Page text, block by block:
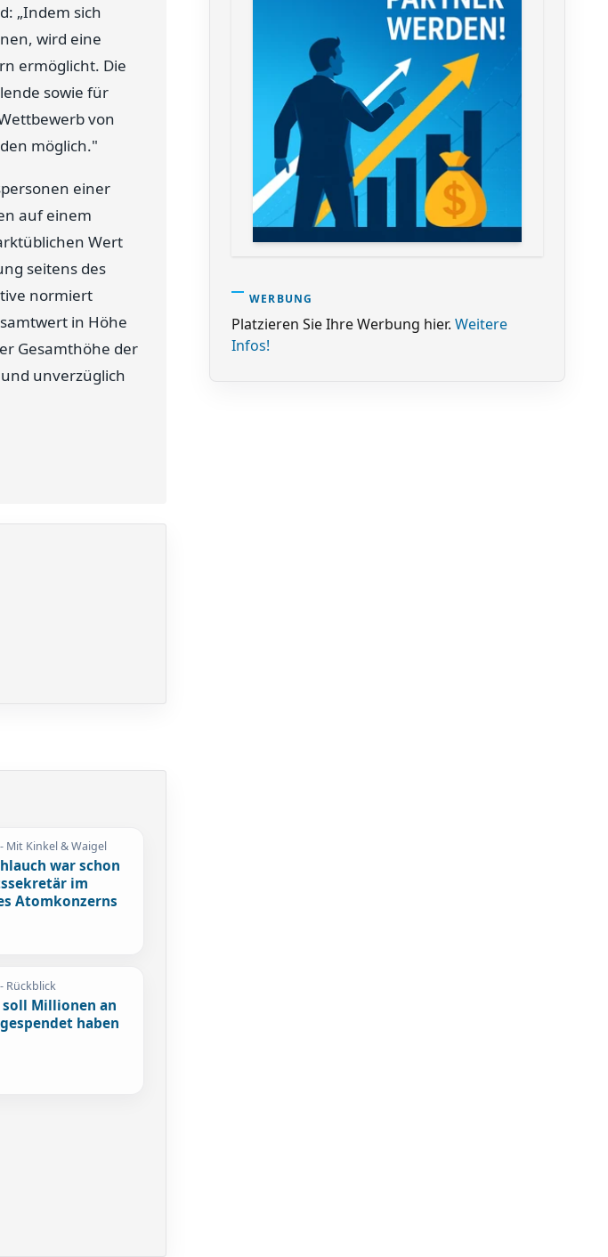
„Indem sich
wird eine
ermöglicht. Die
sowie für
von
möglich."
einer
auf einem
Wert
seitens des
normiert
in Höhe
Gesamthöhe der
unverzüglich
- Mit Kinkel & Waigel
war schon
im
Atomkonzerns
- Rückblick
soll Millionen an
haben
WERBUNG
Platzieren Sie Ihre Werbung hier. Weitere
Infos!